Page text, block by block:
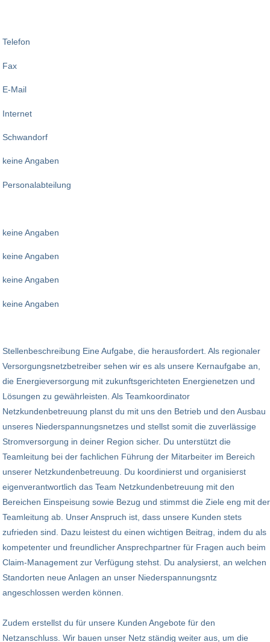
Telefon
Fax
E-Mail
Internet
Schwandorf
keine Angaben
Personalabteilung
keine Angaben
keine Angaben
keine Angaben
keine Angaben
Stellenbeschreibung Eine Aufgabe, die herausfordert. Als regionaler
Versorgungsnetzbetreiber sehen wir es als unsere Kernaufgabe an,
die Energieversorgung mit zukunftsgerichteten Energienetzen und
Lösungen zu gewährleisten. Als Teamkoordinator
Netzkundenbetreuung planst du mit uns den Betrieb und den Ausbau
unseres Niederspannungsnetzes und stellst somit die zuverlässige
Stromversorgung in deiner Region sicher. Du unterstützt die
Teamleitung bei der fachlichen Führung der Mitarbeiter im Bereich
unserer Netzkundenbetreuung. Du koordinierst und organisierst
eigenverantwortlich das Team Netzkundenbetreuung mit den
Bereichen Einspeisung sowie Bezug und stimmst die Ziele eng mit der
Teamleitung ab. Unser Anspruch ist, dass unsere Kunden stets
zufrieden sind. Dazu leistest du einen wichtigen Beitrag, indem du als
kompetenter und freundlicher Ansprechpartner für Fragen auch beim
Claim-Management zur Verfügung stehst. Du analysierst, an welchen
Standorten neue Anlagen an unser Niederspannungsntz
angeschlossen werden können.
Zudem erstellst du für unsere Kunden Angebote für den
Netzanschluss. Wir bauen unser Netz ständig weiter aus, um die